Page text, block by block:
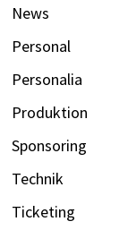
News
Personal
Personalia
Produktion
Sponsoring
Technik
Ticketing